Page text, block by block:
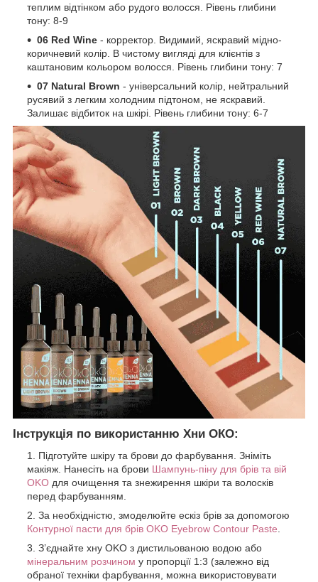
теплим відтінком або рудого волосся. Рівень глибини
тону: 8-9
06 Red Wine - корректор. Видимий, яскравий мідно-
коричневий колір. В чистому вигляді для клієнтів з
каштановим кольором волосся. Рівень глибини тону: 7
07 Natural Brown - універсальний колір, нейтральний
русявий з легким холодним підтоном, не яскравий.
Залишає відбиток на шкірі. Рівень глибини тону: 6-7
Інструкція по використанню Хни ОКО:
Підготуйте шкіру та брови до фарбування. Зніміть
макіяж. Нанесіть на брови Шампунь-піну для брів та вій
OKO для очищення та знежирення шкіри та волосків
перед фарбуванням.
За необхідністю, змоделюйте ескіз брів за допомогою
Контурної пасти для брів OKO Eyebrow Contour Paste
З’єднайте хну OKO з дистильованою водою або
мінеральним розчином у пропорції 1:3 (залежно від
обраної техніки фарбування, можна використовувати